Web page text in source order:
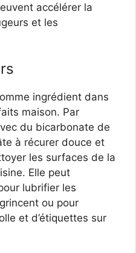
accélérer la
et les
ingrédient dans
maison. Par
du bicarbonate de
à récurer douce et
les surfaces de la
Elle peut
lubrifier les
ou pour
et d’étiquettes sur